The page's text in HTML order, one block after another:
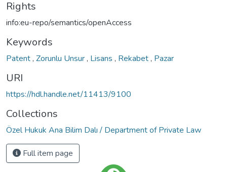
Rights
info:eu-repo/semantics/openAccess
Keywords
Patent, Zorunlu Unsur, Lisans , Rekabet, Pazar
URI
https://hdl.handle.net/11413/9100
Collections
Özel Hukuk Ana Bilim Dalı / Department of Private Law
Full item page